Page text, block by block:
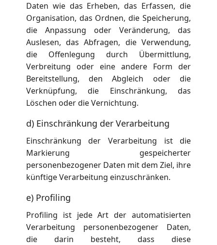
Daten wie das Erheben, das Erfassen, die
Organisation, das Ordnen, die Speicherung,
die Anpassung oder Veränderung, das
Auslesen, das Abfragen, die Verwendung,
die Offenlegung durch Übermittlung,
Verbreitung oder eine andere Form der
Bereitstellung, den Abgleich oder die
Verknüpfung, die Einschränkung, das
Löschen oder die Vernichtung.
d) Einschränkung der Verarbeitung
Einschränkung der Verarbeitung ist die
Markierung gespeicherter
personenbezogener Daten mit dem Ziel, ihre
künftige Verarbeitung einzuschränken.
e) Profiling
Profiling ist jede Art der automatisierten
Verarbeitung personenbezogener Daten,
die darin besteht, dass diese